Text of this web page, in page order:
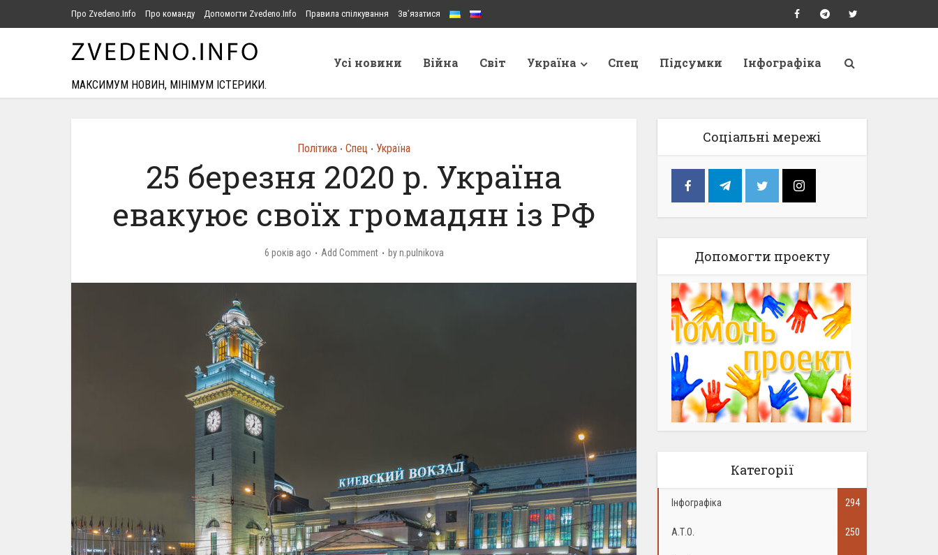
Про Zvedeno.Info Про команду Допомогти Zvedeno.Info Правила спілкування Зв’язатися
МАКСИМУМ НОВИН, МІНІМУМ ІСТЕРИКИ.
Усі новини Війна Світ Україна Спец Підсумки Інфографіка
Політика • Спец • Україна
25 березня 2020 р. Україна
евакуює своїх громадян із РФ
6 років ago Add Comment byn.pulnikova
Соціальні мережі
Допомогти проекту
Категорії
Інфографіка 294
А.Т.О. 250